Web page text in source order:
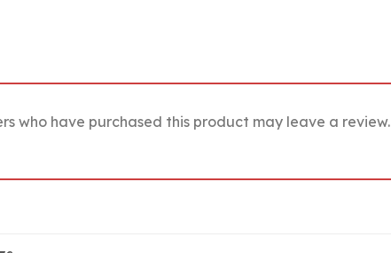
who have purchased this product may leave a review.